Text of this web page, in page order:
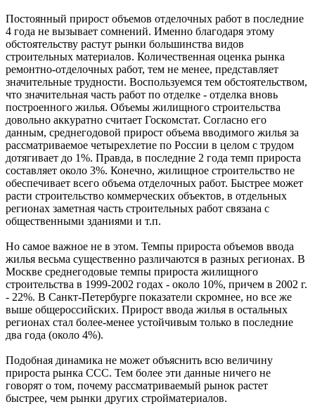
Постоянный прирост объемов отделочных работ в последние
4 года не вызывает сомнений. Именно благодаря этому
обстоятельству растут рынки большинства видов
строительных материалов. Количественная оценка рынка
ремонтно-отделочных работ, тем не менее, представляет
значительные трудности. Воспользуемся тем обстоятельством,
что значительная часть работ по отделке - отделка вновь
построенного жилья. Объемы жилищного строительства
довольно аккуратно считает Госкомстат. Согласно его
данным, среднегодовой прирост объема вводимого жилья за
рассматриваемое четырехлетие по России в целом с трудом
дотягивает до 1%. Правда, в последние 2 года темп прироста
составляет около 3%. Конечно, жилищное строительство не
обеспечивает всего объема отделочных работ. Быстрее может
расти строительство коммерческих объектов, в отдельных
регионах заметная часть строительных работ связана с
общественными зданиями и т.п.
Но самое важное не в этом. Темпы прироста объемов ввода
жилья весьма существенно различаются в разных регионах. В
Москве среднегодовые темпы прироста жилищного
строительства в 1999-2002 годах - около 10%, причем в 2002 г.
- 22%. В Санкт-Петербурге показатели скромнее, но все же
выше общероссийских. Прирост ввода жилья в остальных
регионах стал более-менее устойчивым только в последние
два года (около 4%).
Подобная динамика не может объяснить всю величину
прироста рынка ССС. Тем более эти данные ничего не
говорят о том, почему рассматриваемый рынок растет
быстрее, чем рынки других стройматериалов.